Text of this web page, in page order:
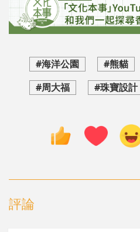
#海洋公園 #熊貓
#周大福
#珠寶設計
評論